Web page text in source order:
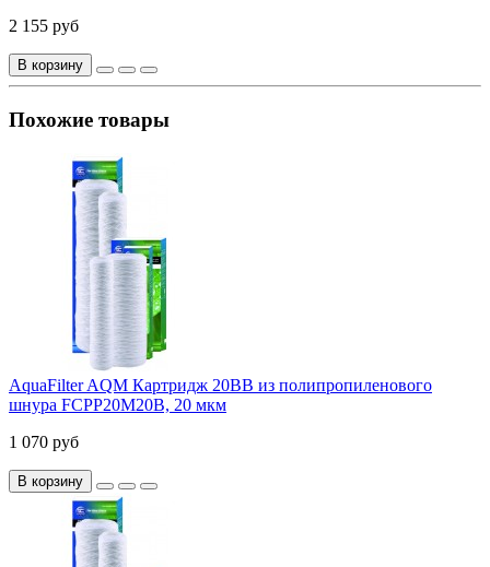
2 155 руб
В корзину
Похожие товары
AquaFilter AQM Картридж 20ВВ из полипропиленового
шнура FCPP20M20B, 20 мкм
1 070 руб
В корзину